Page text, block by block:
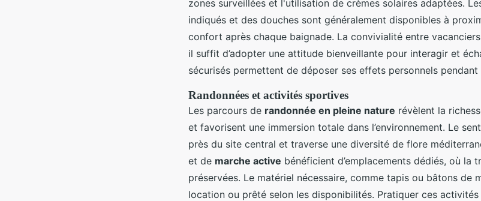
zones surveillées et l'utilisation de crèmes solaires adaptées.
indiqués et des douches sont généralement disponibles à
confort après chaque baignade. La convivialité entre
il suffit d’adopter une attitude bienveillante pour interagir et
sécurisés permettent de déposer ses effets personnels
Randonnées et activités sportives
Les parcours de randonnée en pleine nature révèlent la
et favorisent une immersion totale dans l’environnement. Le
près du site central et traverse une diversité de flore
et de marche active bénéficient d’emplacements dédiés, où la
préservées. Le matériel nécessaire, comme tapis ou bâtons de
location ou prêté selon les disponibilités. Pratiquer ces